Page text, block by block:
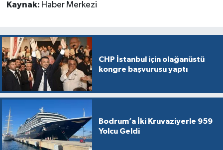
Kaynak: Haber Merkezi
CHP İstanbul için olağanüstü
kongre başvurusu yaptı
Bodrum’a İki Kruvaziyerle 959
Yolcu Geldi